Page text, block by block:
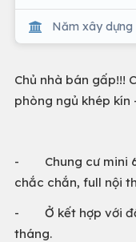
Năm xây dựng
Chủ nhà bán gấp!!!
phòng ngủ khép kín
- Chung cư mini
chắc chắn, full nội
- Ở kết hợp với
tháng.